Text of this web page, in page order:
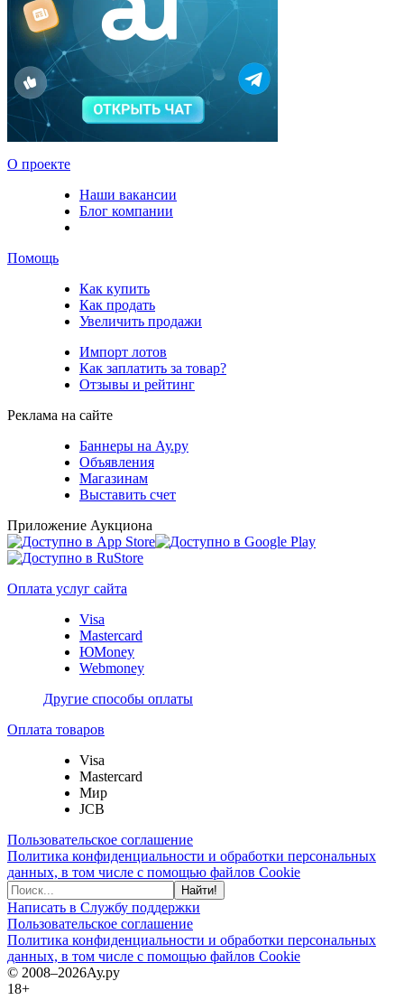
О проекте
Наши вакансии
Блог компании
Помощь
Как купить
Как продать
Увеличить продажи
Импорт лотов
Как заплатить за товар?
Отзывы и рейтинг
Реклама на сайте
Баннеры на Ау.ру
Объявления
Магазинам
Выставить счет
Приложение Аукциона
Оплата услуг сайта
Visa
Mastercard
ЮMoney
Webmoney
Другие способы оплаты
Оплата товаров
Visa
Mastercard
Мир
JCB
Пользовательское соглашение
Политика конфиденциальности и обработки персональных
данных, в том числе с помощью файлов Cookie
Найти!
Написать в Службу поддержки
Пользовательское соглашение
Политика конфиденциальности и обработки персональных
данных, в том числе с помощью файлов Cookie
© 2008–2026Ау.ру
18+